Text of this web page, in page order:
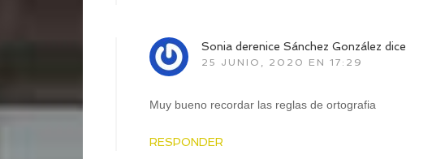
Sonia derenice Sánchez González dice
25 JUNIO, 2020 EN 17:29
Muy bueno recordar las reglas de ortografia
RESPONDER